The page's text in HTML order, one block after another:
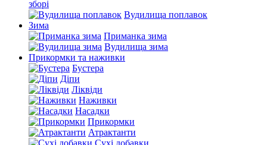
зборі
Вудилища поплавок
Зима
Приманка зима
Вудилища зима
Прикормки та наживки
Бустера
Діпи
Ліквіди
Наживки
Насадки
Прикормки
Атрактанти
Сухі добавки